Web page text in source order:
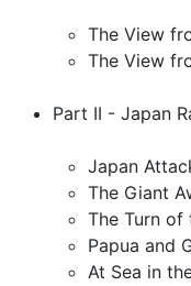
The View
The View
Part II - Japan
Japan
The Giant
The Turn of
Papua and
At Sea in